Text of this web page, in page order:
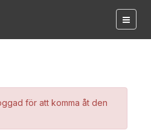
för att komma åt den